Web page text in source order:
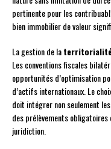
pertinente pour les
bien immobilier de valeur
La gestion de la
Les conventions fiscales
opportunités d’optimisation
d’actifs internationaux. Le
doit intégrer non seulement
des prélèvements obligatoires
juridiction.